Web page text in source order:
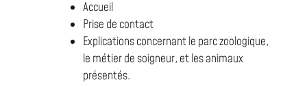
Accueil
Prise de contact
Explications concernant le parc zoologique,
le métier de soigneur, et les animaux
présentés.